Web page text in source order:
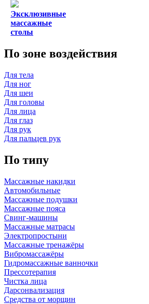
Эксклюзивные
массажные
столы
По зоне воздействия
Для тела
Для ног
Для шеи
Для головы
Для лица
Для глаз
Для рук
Для пальцев рук
По типу
Массажные накидки
Автомобильные
Массажные подушки
Массажные пояса
Свинг-машины
Массажные матрасы
Электропростыни
Массажные тренажёры
Вибромассажёры
Гидромассажные ванночки
Прессотерапия
Чистка лица
Дарсонвализация
Средства от морщин